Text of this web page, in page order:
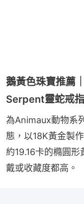
鵝黃色珠寶推薦
Serpent靈蛇戒
為Animaux動物系
態，以18K黃金製
約19.16卡的橢圓
戴或收藏度都高。